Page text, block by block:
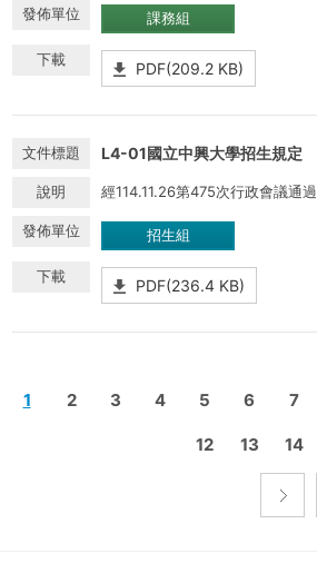
課務組
PDF(209.2 KB)
L4-01國立中興大學招生規定
經114.11.26第475次行政會議通過
招生組
PDF(236.4 KB)
1 2 3 4 5 6 7
12 13 14